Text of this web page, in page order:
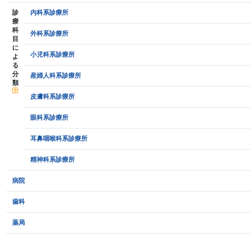
診
療
科
目
に
よ
る
分
類
内科系診療所
外科系診療所
小児科系診療所
産婦人科系診療所
皮膚科系診療所
眼科系診療所
耳鼻咽喉科系診療所
精神科系診療所
病院
歯科
薬局